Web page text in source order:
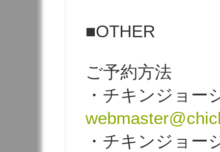
■OTHER
ご予約方法
・チキンジョー
・チキンジョ